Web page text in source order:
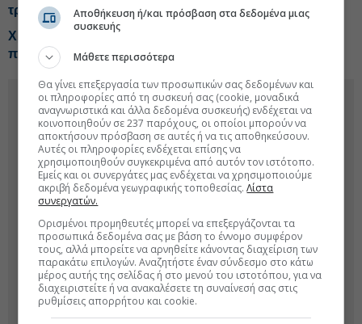
τράπεζες
Χρηματιστήριο: Ποιες μετοχές και κλάδοι έχουν ακόμη
περιθώρια ανόδου
Αποθήκευση ή/και πρόσβαση στα δεδομένα μιας
συσκευής
Μάθετε περισσότερα
Θα γίνει επεξεργασία των προσωπικών σας δεδομένων και
οι πληροφορίες από τη συσκευή σας (cookie, μοναδικά
αναγνωριστικά και άλλα δεδομένα συσκευής) ενδέχεται να
κοινοποιηθούν σε 237 παρόχους, οι οποίοι μπορούν να
αποκτήσουν πρόσβαση σε αυτές ή να τις αποθηκεύσουν.
Αυτές οι πληροφορίες ενδέχεται επίσης να
χρησιμοποιηθούν συγκεκριμένα από αυτόν τον ιστότοπο.
Εμείς και οι συνεργάτες μας ενδέχεται να χρησιμοποιούμε
ακριβή δεδομένα γεωγραφικής τοποθεσίας.Λίστα
συνεργατών.
Ορισμένοι προμηθευτές μπορεί να επεξεργάζονται τα
προσωπικά δεδομένα σας με βάση το έννομο συμφέρον
τους, αλλά μπορείτε να αρνηθείτε κάνοντας διαχείριση των
παρακάτω επιλογών. Αναζητήστε έναν σύνδεσμο στο κάτω
μέρος αυτής της σελίδας ή στο μενού του ιστοτόπου, για να
διαχειριστείτε ή να ανακαλέσετε τη συναίνεσή σας στις
ρυθμίσεις απορρήτου και cookie.